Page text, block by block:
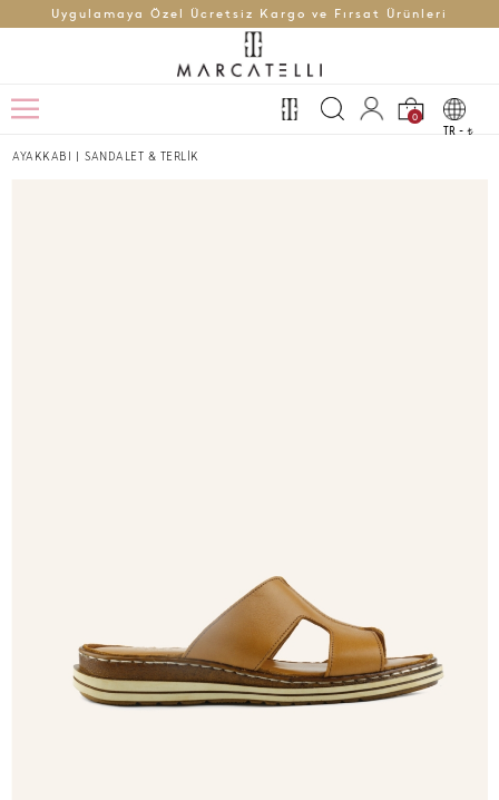
Uygulamaya Özel Ücretsiz Kargo ve Fırsat Ürünleri
0
TR - t
AYAKKABI | SANDALET & TERLİK